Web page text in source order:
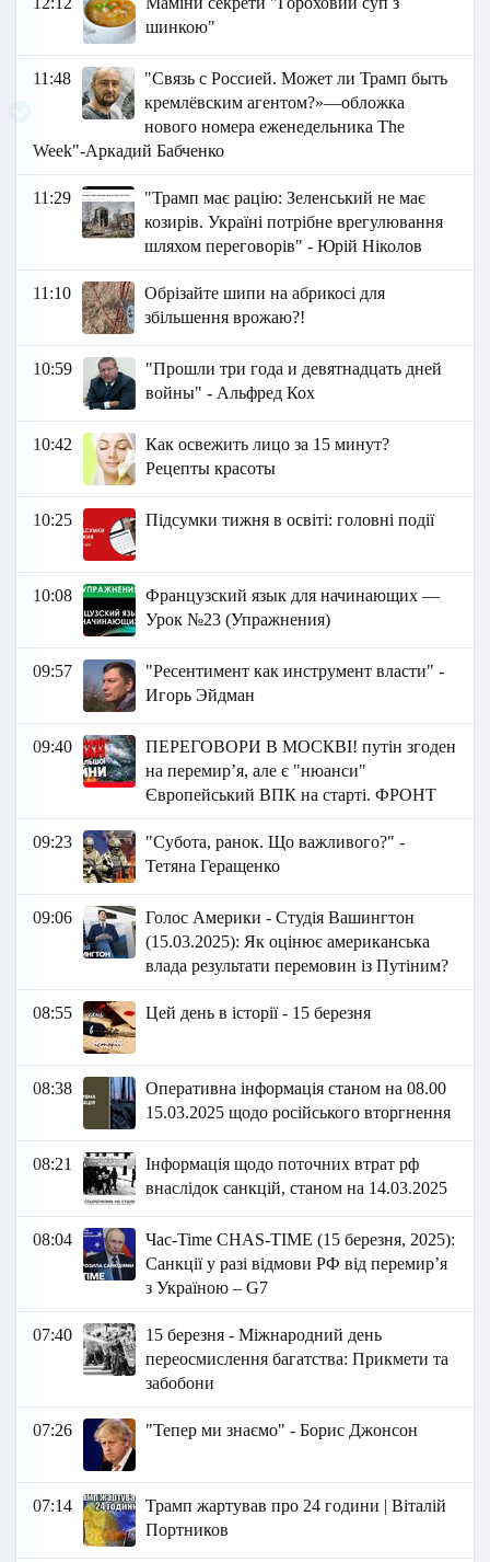
шинкою"
11:48
"Связь c Россией. Может ли Трамп быть
кремлёвским агентом?»—обложка
нового номера еженедельника The
Week"-Аркадий Бабченко
11:29
"Трамп має рацію: Зеленський не має
козирів. Україні потрібне врегулювання
шляхом переговорів" - Юрій Ніколов
11:10
Обрізайте шипи на абрикосі для
збільшення врожаю?!
10:59
"Прошли три года и девятнадцать дней
войны" - Альфред Кох
10:42
Как освежить лицо за 15 минут?
Рецепты красоты
10:25 Підсумки тижня в освіті: головні події
10:08
Французский язык для начинающих —
Урок №23 (Упражнения)
09:57
"Ресентимент как инструмент власти" -
Игорь Эйдман
09:40
ПЕРЕГОВОРИ В МОСКВІ! путін згоден
на перемирʼя, але є "нюанси"
Європейський ВПК на старті. ФРОНТ
09:23
"Субота, ранок. Що важливого?" -
Тетяна Геращенко
09:06
Голос Америки - Студія Вашингтон
(15.03.2025): Як оцінює американська
влада результати перемовин із Путіним?
08:55 Цей день в історії - 15 березня
08:38
Оперативна інформація станом на 08.00
15.03.2025 щодо російського вторгнення
08:21
Інформація щодо поточних втрат рф
внаслідок санкцій, станом на 14.03.2025
08:04
Час-Time CHAS-TIME (15 березня, 2025):
Санкції у разі відмови РФ від перемир’я
з Україною – G7
07:40
15 березня - Міжнародний день
переосмислення багатства: Прикмети та
забобони
07:26 "Тепер ми знаємо" - Борис Джонсон
07:14
Трамп жартував про 24 години | Віталій
Портников